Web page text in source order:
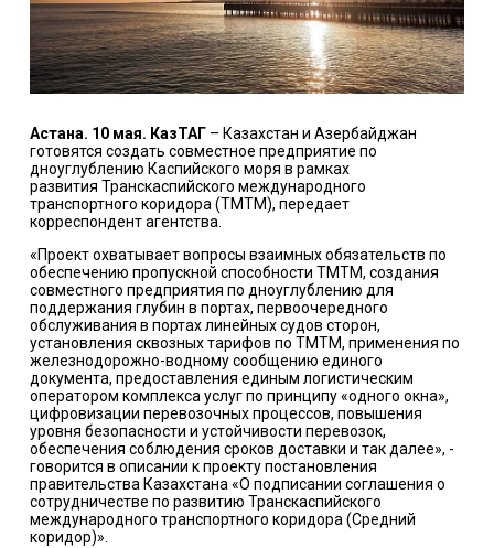
Астана. 10 мая. КазТАГ– Казахстан и Азербайджан
готовятся создать совместное предприятие по
дноуглублению Каспийского моря в рамках
развития Транскаспийского международного
транспортного коридора (ТМТМ), передает
корреспондент агентства.
«Проект охватывает вопросы взаимных обязательств по
обеспечению пропускной способности ТМТМ, создания
совместного предприятия по дноуглублению для
поддержания глубин в портах, первоочередного
обслуживания в портах линейных судов сторон,
установления сквозных тарифов по ТМТМ, применения по
железнодорожно-водному сообщению единого
документа, предоставления единым логистическим
оператором комплекса услуг по принципу «одного окна»,
цифровизации перевозочных процессов, повышения
уровня безопасности и устойчивости перевозок,
обеспечения соблюдения сроков доставки и так далее», -
говорится в описании к проекту постановления
правительства Казахстана «О подписании соглашения о
сотрудничестве по развитию Транскаспийского
международного транспортного коридора (Средний
коридор)».